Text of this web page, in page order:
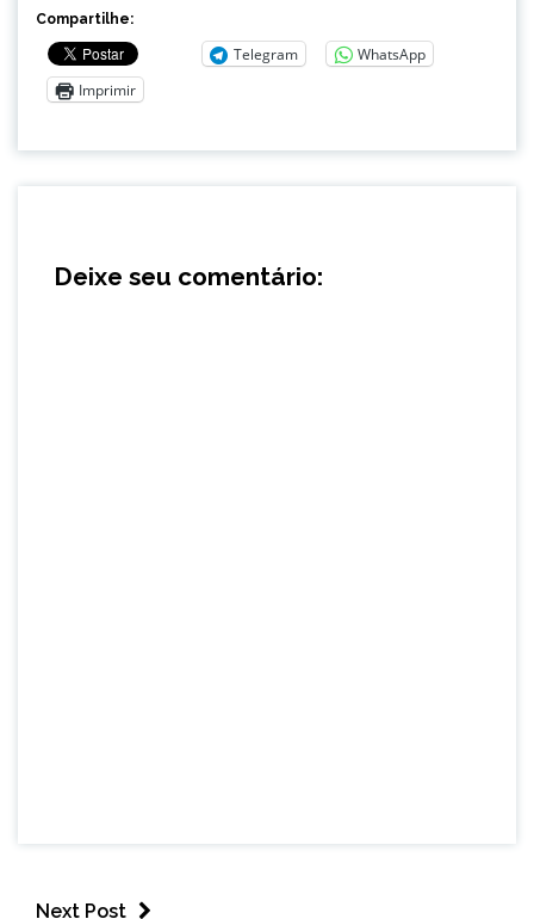
Compartilhe:
Telegram
WhatsApp
Imprimir
Deixe seu comentário:
Next Post